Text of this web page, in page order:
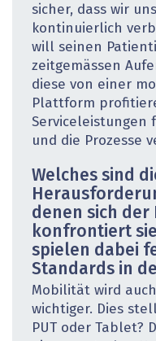
sicher, dass wir
kontinuierlich
will seinen
zeitgemässen
diese von einer
Plattform
und die Prozesse
Welches sind
denen sich der
konfrontiert
spielen dabei
Standards in
Mobilität wird
wichtiger. Dies
PUT oder Tablet?